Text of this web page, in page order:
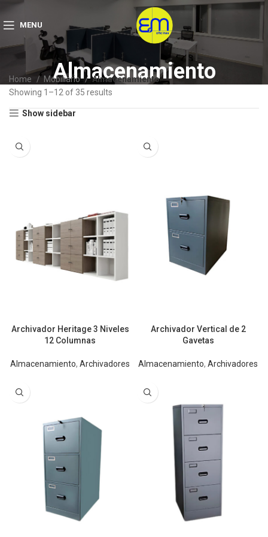
MENU
Almacenamiento
Home Mobiliario
Almacenamiento
Showing 1–12 of 35 results
Show sidebar
Archivador Heritage 3 Niveles
12 Columnas
Almacenamiento, Archivadores
Archivador Vertical de 2
Gavetas
Almacenamiento, Archivadores